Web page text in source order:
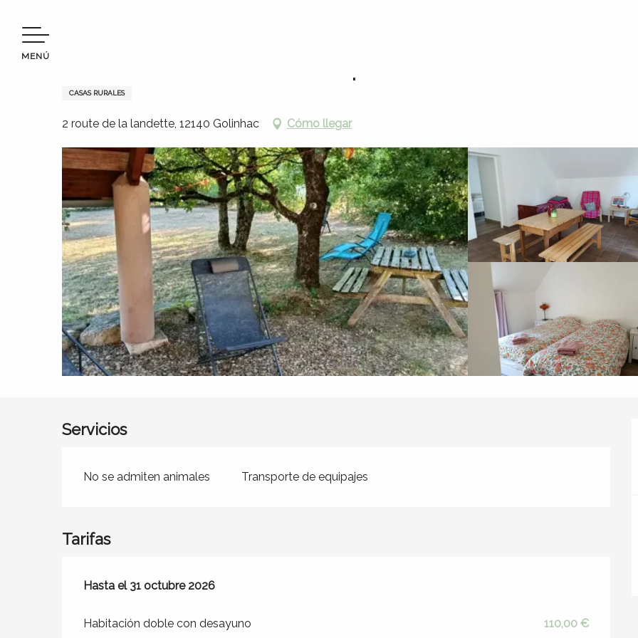
contenu
principal
MENÚ
CASAS RURALES
2 route de la landette, 12140 Golinhac Cómo llegar
Servicios
No se admiten animales Transporte de equipajes
Tarifas
Desde1 abril 2026hasta31 octubre 2026
Hasta el31 octubre 2026
Habitación doble con desayuno 110,00 €